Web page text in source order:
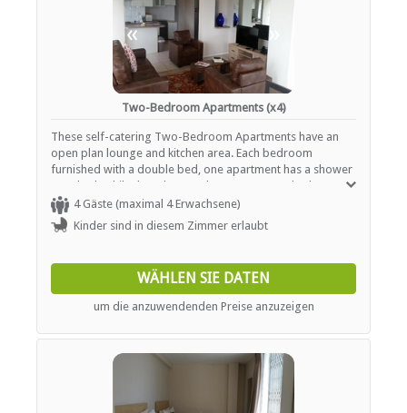
« »
Two-Bedroom Apartments (x4)
These self-catering Two-Bedroom Apartments have an
open plan lounge and kitchen area. Each bedroom
furnished with a double bed, one apartment has a shower
over bath while the other two have a separate bathroom
with bath and shower. Front balcony sea views, back
terrace Lions Head.
4 Gäste (maximal 4 Erwachsene)
Kinder sind in diesem Zimmer erlaubt
WÄHLEN SIE DATEN
um die anzuwendenden Preise anzuzeigen